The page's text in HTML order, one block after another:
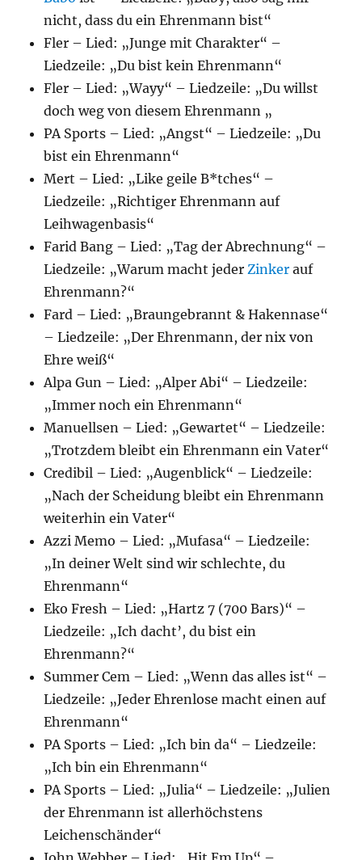
nicht, dass du ein Ehrenmann bist“
Fler – Lied: „Junge mit Charakter“ –
Liedzeile: „Du bist kein Ehrenmann“
Fler – Lied: „Wayy“ – Liedzeile: „Du willst
doch weg von diesem Ehrenmann „
PA Sports – Lied: „Angst“ – Liedzeile: „Du
bist ein Ehrenmann“
Mert – Lied: „Like geile B*tches“ –
Liedzeile: „Richtiger Ehrenmann auf
Leihwagenbasis“
Farid Bang – Lied: „Tag der Abrechnung“ –
Liedzeile: „Warum macht jederZinker auf
Ehrenmann?“
Fard – Lied: „Braungebrannt & Hakennase“
– Liedzeile: „Der Ehrenmann, der nix von
Ehre weiß“
Alpa Gun – Lied: „Alper Abi“ – Liedzeile:
„Immer noch ein Ehrenmann“
Manuellsen – Lied: „Gewartet“ – Liedzeile:
„Trotzdem bleibt ein Ehrenmann ein Vater“
Credibil – Lied: „Augenblick“ – Liedzeile:
„Nach der Scheidung bleibt ein Ehrenmann
weiterhin ein Vater“
Azzi Memo – Lied: „Mufasa“ – Liedzeile:
„In deiner Welt sind wir schlechte, du
Ehrenmann“
Eko Fresh – Lied: „Hartz 7 (700 Bars)“ –
Liedzeile: „Ich dacht’, du bist ein
Ehrenmann?“
Summer Cem – Lied: „Wenn das alles ist“ –
Liedzeile: „Jeder Ehrenlose macht einen auf
Ehrenmann“
PA Sports – Lied: „Ich bin da“ – Liedzeile:
„Ich bin ein Ehrenmann“
PA Sports – Lied: „Julia“ – Liedzeile: „Julien
der Ehrenmann ist allerhöchstens
Leichenschänder“